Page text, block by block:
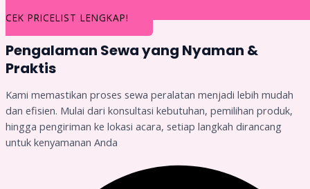
CEK PRICELIST LENGKAP!
Pengalaman Sewa yang Nyaman &
Praktis
Kami memastikan proses sewa peralatan menjadi lebih mudah
dan efisien. Mulai dari konsultasi kebutuhan, pemilihan produk,
hingga pengiriman ke lokasi acara, setiap langkah dirancang
untuk kenyamanan Anda